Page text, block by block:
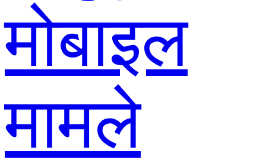
मोबाइल
मामले